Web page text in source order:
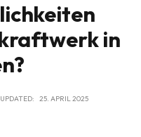
in
UPDATED: 25. APRIL 2025